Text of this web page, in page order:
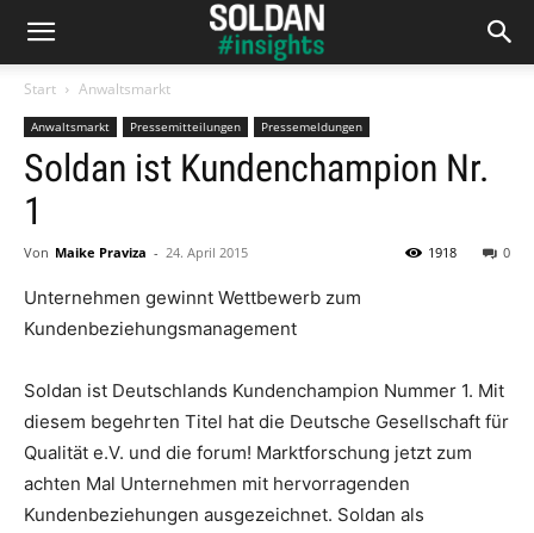
Start Anwaltsmarkt
Anwaltsmarkt Pressemitteilungen Pressemeldungen
Soldan ist Kundenchampion Nr.
1
Von Maike Praviza - 24. April 2015 0
1918
Unternehmen gewinnt Wettbewerb zum
Kundenbeziehungsmanagement
Soldan ist Deutschlands Kundenchampion Nummer 1. Mit
diesem begehrten Titel hat die Deutsche Gesellschaft für
Qualität e.V. und die forum! Marktforschung jetzt zum
achten Mal Unternehmen mit hervorragenden
Kundenbeziehungen ausgezeichnet. Soldan als